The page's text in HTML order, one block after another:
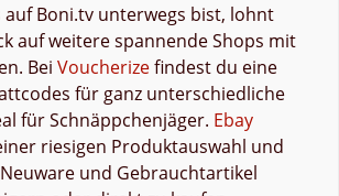
Boni.tv unterwegs bist, lohnt
auf weitere spannende Shops mit
Bei Voucherizefindest du eine
für ganz unterschiedliche
für Schnäppchenjäger. Ebay
riesigen Produktauswahl und
und Gebrauchtartikel